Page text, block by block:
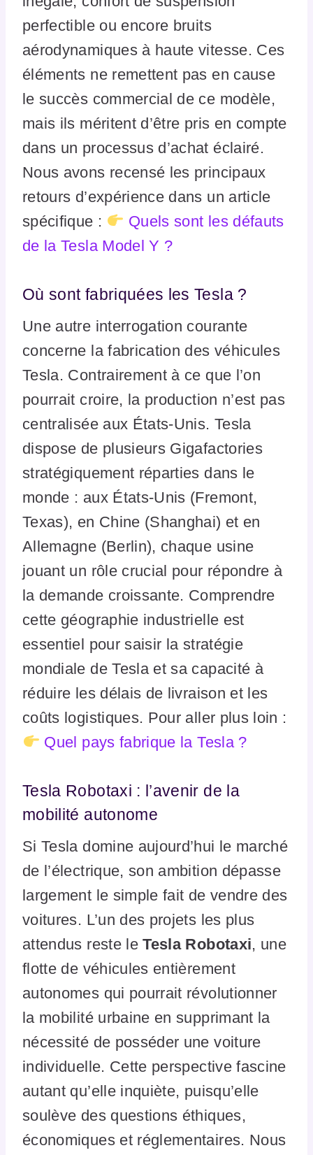
perfectible ou encore bruits
aérodynamiques à haute vitesse. Ces
éléments ne remettent pas en cause
le succès commercial de ce modèle,
mais ils méritent d’être pris en compte
dans un processus d’achat éclairé.
Nous avons recensé les principaux
retours d’expérience dans un article
spécifique :
Quels sont les défauts
de la Tesla Model Y ?
Où sont fabriquées les Tesla ?
Une autre interrogation courante
concerne la fabrication des véhicules
Tesla. Contrairement à ce que l’on
pourrait croire, la production n’est pas
centralisée aux États-Unis. Tesla
dispose de plusieurs Gigafactories
stratégiquement réparties dans le
monde : aux États-Unis (Fremont,
Texas), en Chine (Shanghai) et en
Allemagne (Berlin), chaque usine
jouant un rôle crucial pour répondre à
la demande croissante. Comprendre
cette géographie industrielle est
essentiel pour saisir la stratégie
mondiale de Tesla et sa capacité à
réduire les délais de livraison et les
coûts logistiques. Pour aller plus loin :
Quel pays fabrique la Tesla ?
Tesla Robotaxi : l’avenir de la
mobilité autonome
Si Tesla domine aujourd’hui le marché
de l’électrique, son ambition dépasse
largement le simple fait de vendre des
voitures. L’un des projets les plus
attendus reste leTesla Robotaxi, une
flotte de véhicules entièrement
autonomes qui pourrait révolutionner
la mobilité urbaine en supprimant la
nécessité de posséder une voiture
individuelle. Cette perspective fascine
autant qu’elle inquiète, puisqu’elle
soulève des questions éthiques,
économiques et réglementaires. Nous